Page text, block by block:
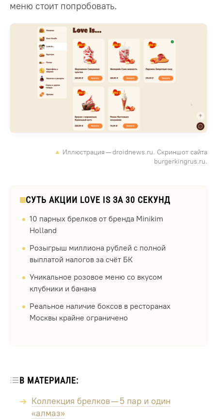
меню стоит попробовать.
Иллюстрация — droidnews.ru. Скриншот сайта
burgerkingrus.ru.
СУТЬ АКЦИИ LOVE IS ЗА 30 СЕКУНД
10 парных брелков от бренда Minikim
Holland
Розыгрыш миллиона рублей с полной
выплатой налогов за счёт БК
Уникальное розовое меню со вкусом
клубники и банана
Реальное наличие боксов в ресторанах
Москвы крайне ограничено
В МАТЕРИАЛЕ:
Коллекция брелков — 5 пар и один
«алмаз»